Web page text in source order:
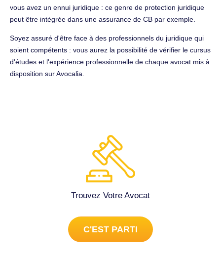
vous avez un ennui juridique : ce genre de protection juridique
peut être intégrée dans une assurance de CB par exemple.
Soyez assuré d'être face à des professionnels du juridique qui
soient compétents : vous aurez la possibilité de vérifier le cursus
d'études et l'expérience professionnelle de chaque avocat mis à
disposition sur Avocalia.
Trouvez Votre Avocat
C'EST PARTI